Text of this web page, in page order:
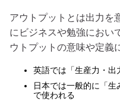
アウトプットとは出力を
にビジネスや勉強におい
ウトプットの意味や定義
英語では「生産力・出
日本では一般的に「
で使われる